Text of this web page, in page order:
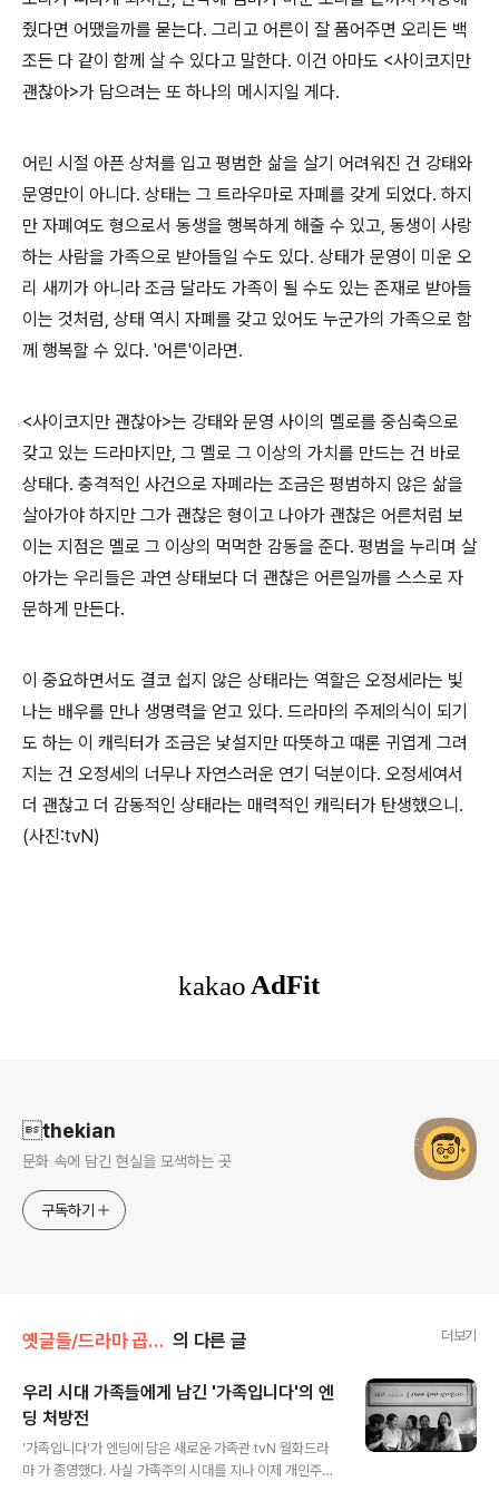
줬다면 어땠을까를 묻는다. 그리고 어른이 잘 품어주면 오리든 백
조든 다 같이 함께 살 수 있다고 말한다. 이건 아마도 <사이코지만
괜찮아>가 담으려는 또 하나의 메시지일 게다.
어린 시절 아픈 상처를 입고 평범한 삶을 살기 어려워진 건 강태와
문영만이 아니다. 상태는 그 트라우마로 자폐를 갖게 되었다. 하지
만 자폐여도 형으로서 동생을 행복하게 해줄 수 있고, 동생이 사랑
하는 사람을 가족으로 받아들일 수도 있다. 상태가 문영이 미운 오
리 새끼가 아니라 조금 달라도 가족이 될 수도 있는 존재로 받아들
이는 것처럼, 상태 역시 자폐를 갖고 있어도 누군가의 가족으로 함
께 행복할 수 있다. '어른'이라면.
<사이코지만 괜찮아>는 강태와 문영 사이의 멜로를 중심축으로
갖고 있는 드라마지만, 그 멜로 그 이상의 가치를 만드는 건 바로
상태다. 충격적인 사건으로 자폐라는 조금은 평범하지 않은 삶을
살아가야 하지만 그가 괜찮은 형이고 나아가 괜찮은 어른처럼 보
이는 지점은 멜로 그 이상의 먹먹한 감동을 준다. 평범을 누리며 살
아가는 우리들은 과연 상태보다 더 괜찮은 어른일까를 스스로 자
문하게 만든다.
이 중요하면서도 결코 쉽지 않은 상태라는 역할은 오정세라는 빛
나는 배우를 만나 생명력을 얻고 있다. 드라마의 주제의식이 되기
도 하는 이 캐릭터가 조금은 낯설지만 따뜻하고 때론 귀엽게 그려
지는 건 오정세의 너무나 자연스러운 연기 덕분이다. 오정세여서
더 괜찮고 더 감동적인 상태라는 매력적인 캐릭터가 탄생했으니.
(사진:tvN)
thekian
문화 속에 담긴 현실을 모색하는 곳
구독하기
옛글들/드라마 곱씹기 의 다른 글 더보기
우리 시대 가족들에게 남긴 '가족입니다'의 엔
딩 처방전
'가족입니다'가 엔딩에 담은 새로운 가족관 tvN 월화드라
마 가 종영했다. 사실 가족주의 시대를 지나 이제 개인주의